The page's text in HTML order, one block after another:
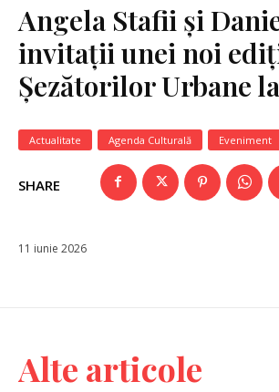
Angela Stafii și
invitații unei noi
Șezătorilor Urbane
Actualitate Agenda Culturală Eveniment
SHARE
11 iunie 2026
Alte articole